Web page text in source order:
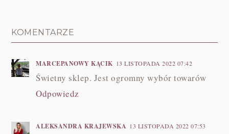
KOMENTARZE
MARCEPANOWY KĄCIK 13 LISTOPADA 2022 07:42
Świetny sklep. Jest ogromny wybór towarów
Odpowiedz
ALEKSANDRA KRAJEWSKA 13 LISTOPADA 2022 07:53